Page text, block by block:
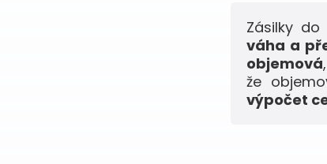
Zásilky do
váha a
objemová
že
výpočet